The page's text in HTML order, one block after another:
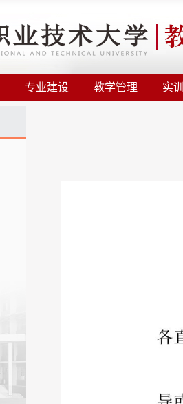
专业建设 教学管理 实